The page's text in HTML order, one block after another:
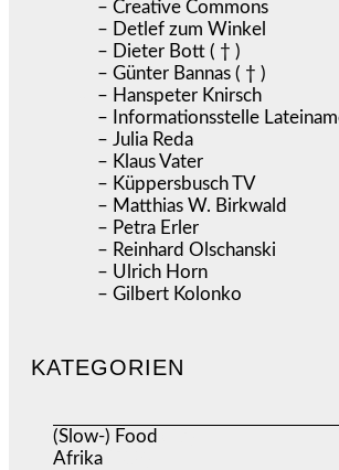
– Creative Commons
– Detlef zum Winkel
– Dieter Bott ( † )
– Günter Bannas ( † )
– Hanspeter Knirsch
– Informationsstelle
– Julia Reda
– Klaus Vater
– Küppersbusch TV
– Matthias W. Birkwald
– Petra Erler
– Reinhard Olschanski
– Ulrich Horn
– Gilbert Kolonko
KATEGORIEN
(Slow-) Food
Afrika